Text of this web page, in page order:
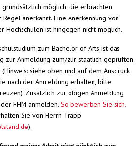
möglich, die erbrachten
anerkannt. Eine Anerkennung von
Hochschulen ist hingegen nicht möglich.
zum Bachelor of Arts ist das
zur Anmeldung zum/zur staatlich geprüften
siehe oben und auf dem Ausdruck
nach der Anmeldung erhalten, bitte
Zusätzlich zur obigen Anmeldung
FHM anmelden. So bewerben Sie sich.
Sie von Herrn Trapp
).